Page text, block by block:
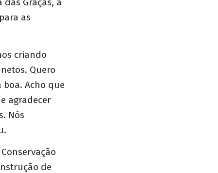
Graças, a
as
criando
Quero
boa. Acho que
agradecer
Nós
de